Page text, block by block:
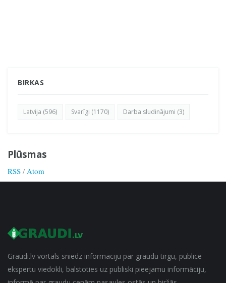
BIRKAS
Latvija (596) Svarīgi (1170) Darba sludinājumi (3)
Plūsmas
RSS / Atom
Graudi.lv vortāls sniedz informāciju par graudu tirgu, publicē
ekspertu viedokli, balstoties uz publiski pieejamu informāciju,